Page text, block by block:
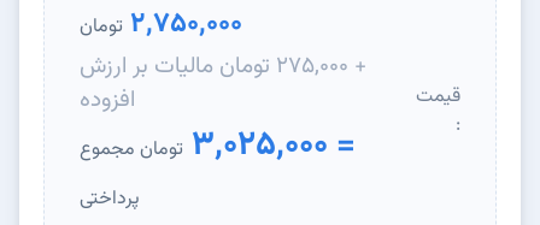
قیمت
:
2,750,000 تومان
+ 275,000 تومان مالیات بر ارزش
افزوده
= 3,025,000
تومان مجموع
پرداختی